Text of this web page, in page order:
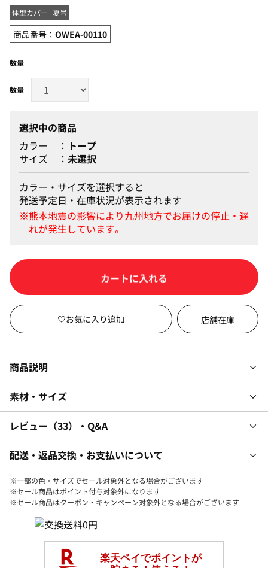
体型カバー 夏号
商品番号： OWEA-00110
数量
選択中の商品
カラー
トープ
サイズ
未選択
カラー・サイズを選択すると
発送予定日・在庫状況が表示されます
カートに入れる
店舗在庫
商品説明
素材・サイズ
レビュー 33 ・Q&A
配送・返品交換・お支払いについて
※一部の色・サイズでセール対象外となる場合がございます
※セール商品はポイント付与対象外になります
※セール商品はクーポン・キャンペーン対象外となる場合がございます